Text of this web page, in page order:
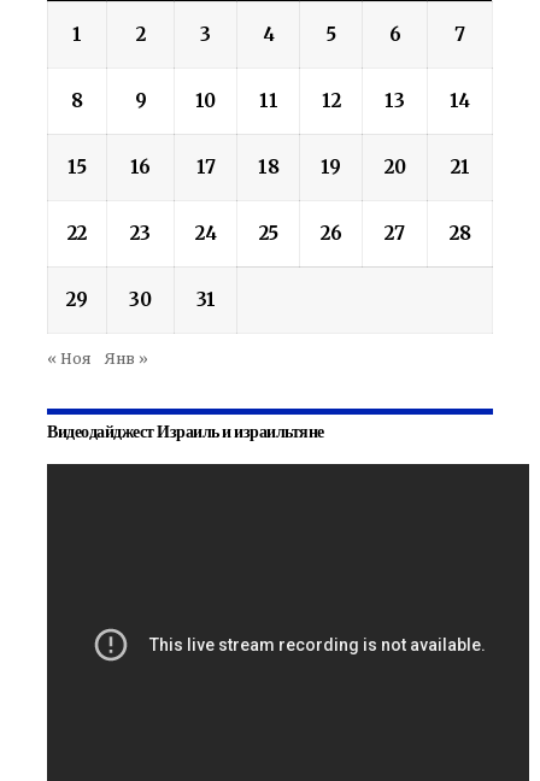
1 2 3 4 5 6 7
8 9 10 11 12 13 14
15 16 17 18 19 20 21
22 23 24 25 26 27 28
29 30 31
« Ноя Янв »
Видеодайджест Израиль и израильтяне